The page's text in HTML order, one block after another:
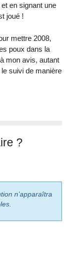
en signant une
joué !
mettre 2008,
poux dans la
mon avis, autant
suivi de manière
?
n’apparaîtra